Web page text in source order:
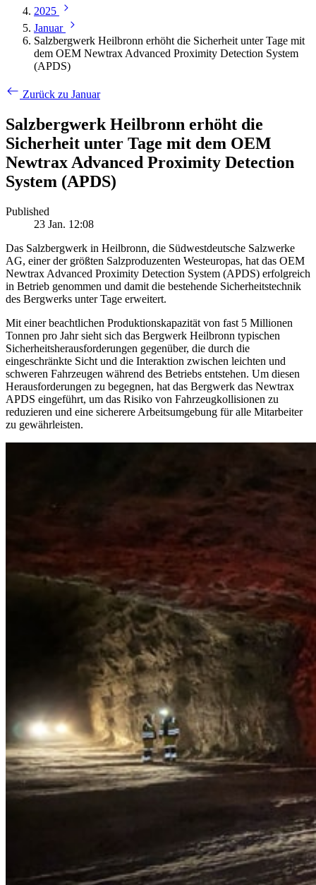
2025
Januar
Salzbergwerk Heilbronn erhöht die Sicherheit unter Tage mit
dem OEM Newtrax Advanced Proximity Detection System
(APDS)
Zurück zu Januar
Salzbergwerk Heilbronn erhöht die
Sicherheit unter Tage mit dem OEM
Newtrax Advanced Proximity Detection
System (APDS)
Published
23 Jan. 12:08
Das Salzbergwerk in Heilbronn, die Südwestdeutsche Salzwerke
AG, einer der größten Salzproduzenten Westeuropas, hat das OEM
Newtrax Advanced Proximity Detection System (APDS) erfolgreich
in Betrieb genommen und damit die bestehende Sicherheitstechnik
des Bergwerks unter Tage erweitert.
Mit einer beachtlichen Produktionskapazität von fast 5 Millionen
Tonnen pro Jahr sieht sich das Bergwerk Heilbronn typischen
Sicherheitsherausforderungen gegenüber, die durch die
eingeschränkte Sicht und die Interaktion zwischen leichten und
schweren Fahrzeugen während des Betriebs entstehen. Um diesen
Herausforderungen zu begegnen, hat das Bergwerk das Newtrax
APDS eingeführt, um das Risiko von Fahrzeugkollisionen zu
reduzieren und eine sicherere Arbeitsumgebung für alle Mitarbeiter
zu gewährleisten.